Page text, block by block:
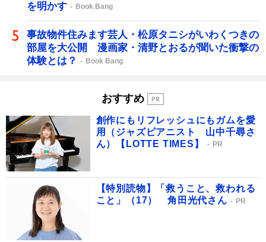
を明かす
Book Bang
事故物件住みます芸人・松原タニシがいわくつきの
部屋を大公開 漫画家・清野とおるが聞いた衝撃の
体験とは？
Book Bang
おすすめ
創作にもリフレッシュにもガムを愛
用（ジャズピアニスト 山中千尋さ
ん）【LOTTE TIMES】
PR
【特別読物】「救うこと、救われる
こと」（17） 角田光代さん
PR